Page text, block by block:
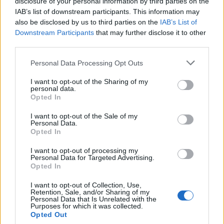
IAB’s list of downstream participants. This information may
also be disclosed by us to third parties on the IAB’s List of
Downstream Participants that may further disclose it to other
Personal Data Processing Opt Outs
I want to opt-out of the Sharing of my
personal data.
Opted In
I want to opt-out of the Sale of my
Personal Data.
Opted In
I want to opt-out of processing my
Personal Data for Targeted Advertising.
Opted In
I want to opt-out of Collection, Use,
Retention, Sale, and/or Sharing of my
Personal Data that Is Unrelated with the
Purposes for which it was collected.
Opted Out
magam? Igen, van. És tudok ezeken jóízűen
nevetni? Hogyne, nem is keveset. Valami ilyesmi
volna a katarzis.
Rasszista vagyok-e, ha azt mondom, más a
hangulata egy előadásnak, a közönség egy
mindenki fehér? És ha hozzáteszem, hogy
máshogy reagál ugyanarra a momentumra egy
közönsége? Ez a megállapításom már nem
rasszista, ugye? Csak éppen ugyanúgy
előítéletes. És ugyanúgy a saját tapasztalataimon
alapul. Persze én is csodálkozom néha, amikor a
nézőtér hangosan felnevet egy olyan viccen,
amin én legfeljebb mosolyognék, sőt néhányan
üvöltve, visítva, a térdüket csapkodva
hahotáznak rajta. Vagy meghatódnak egy olyan
résznél, ami engem egyáltalán nem érint meg,